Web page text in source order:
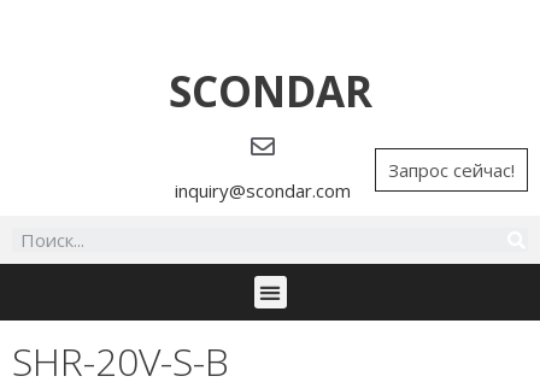
SCONDAR
inquiry@scondar.com
Запрос сейчас!
SHR-20V-S-B